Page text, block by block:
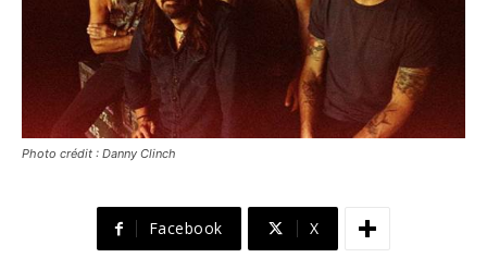
Photo crédit : Danny Clinch
Facebook X